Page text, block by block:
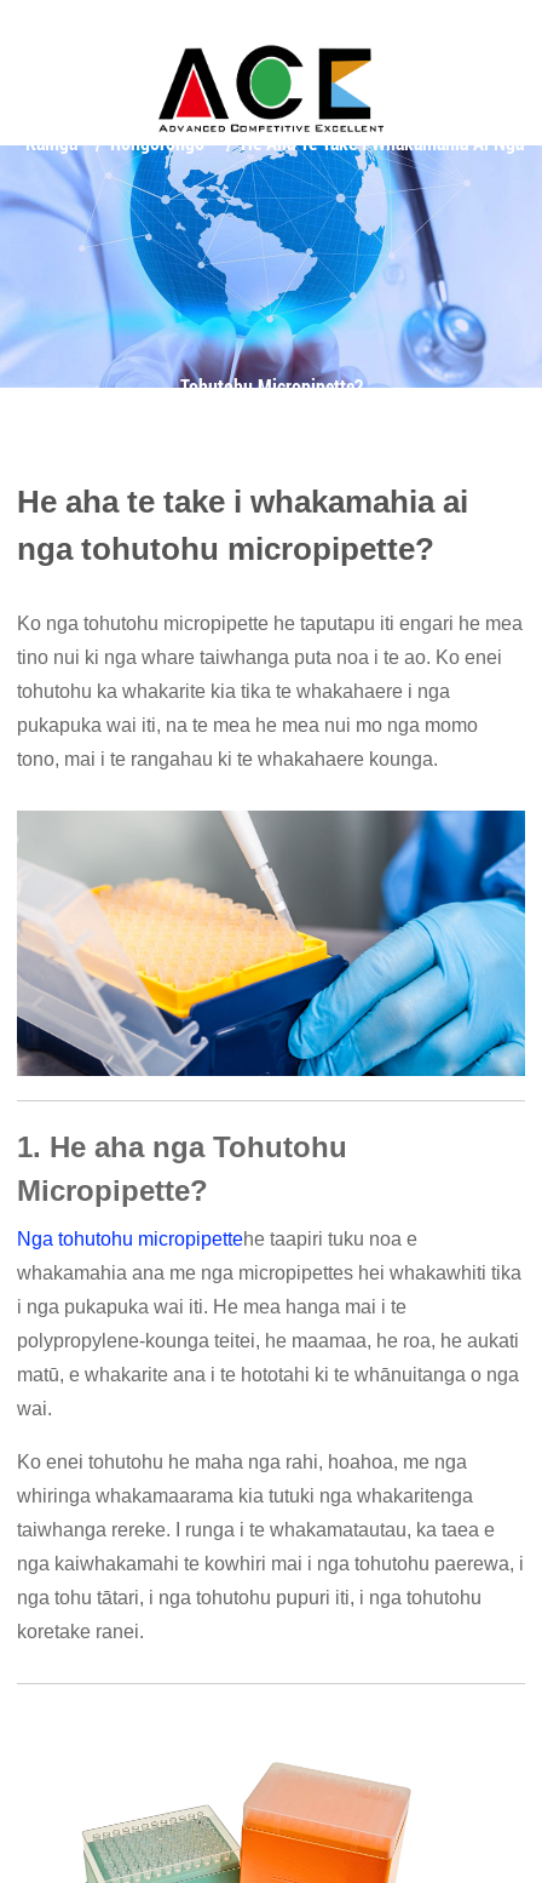
Kainga Rongorongo He Aha Te Take I Whakamahia Ai Nga
Tohutohu Micropipette?
He aha te take i whakamahia ai
nga tohutohu micropipette?
Ko nga tohutohu micropipette he taputapu iti engari he mea
tino nui ki nga whare taiwhanga puta noa i te ao. Ko enei
tohutohu ka whakarite kia tika te whakahaere i nga
pukapuka wai iti, na te mea he mea nui mo nga momo
tono, mai i te rangahau ki te whakahaere kounga.
1. He aha nga Tohutohu
Micropipette?
Nga tohutohu micropipettehe taapiri tuku noa e
whakamahia ana me nga micropipettes hei whakawhiti tika
i nga pukapuka wai iti. He mea hanga mai i te
polypropylene-kounga teitei, he maamaa, he roa, he aukati
matū, e whakarite ana i te hototahi ki te whānuitanga o nga
wai.
Ko enei tohutohu he maha nga rahi, hoahoa, me nga
whiringa whakamaarama kia tutuki nga whakaritenga
taiwhanga rereke. I runga i te whakamatautau, ka taea e
nga kaiwhakamahi te kowhiri mai i nga tohutohu paerewa, i
nga tohu tātari, i nga tohutohu pupuri iti, i nga tohutohu
koretake ranei.